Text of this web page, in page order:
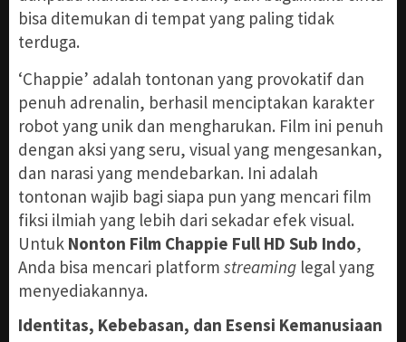
bisa ditemukan di tempat yang paling tidak
terduga.
‘Chappie’ adalah tontonan yang provokatif dan
penuh adrenalin, berhasil menciptakan karakter
robot yang unik dan mengharukan. Film ini penuh
dengan aksi yang seru, visual yang mengesankan,
dan narasi yang mendebarkan. Ini adalah
tontonan wajib bagi siapa pun yang mencari film
fiksi ilmiah yang lebih dari sekadar efek visual.
Untuk Nonton Film Chappie Full HD Sub Indo,
Anda bisa mencari platform streaming legal yang
menyediakannya.
Identitas, Kebebasan, dan Esensi Kemanusiaan